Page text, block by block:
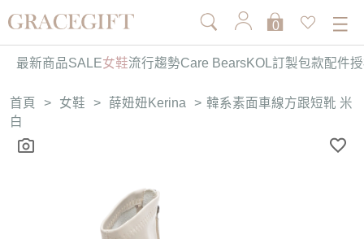
0
最新商品SALE女鞋流行趨勢Care BearsKOL訂製包款配件
首頁 > 女鞋 > 薛妞妞Kerina > 韓系素面車線方跟短靴 米
白